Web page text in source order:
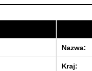
Nazwa:
Kraj: